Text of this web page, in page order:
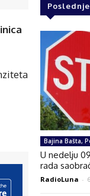
Bajina Bašta,
U nedelju
rada
RadioLuna -